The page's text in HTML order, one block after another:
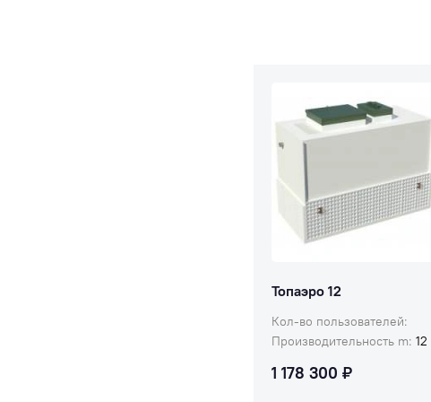
Выезд специалиста на объект
— бесплатно.
Топаэро 12
Кол-во пользователей:
Производительность m: 12
1 178 300 ₽